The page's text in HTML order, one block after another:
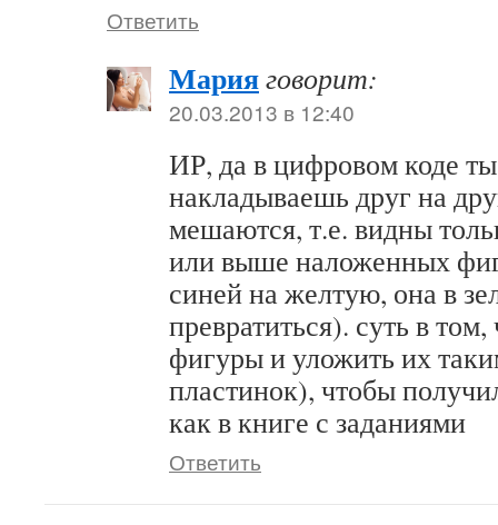
Ответить
Марияговорит:
20.03.2013 в 12:40
ИР, да в цифровом коде
накладываешь друг на
мешаются, т.е. видны
или выше наложенных
синей на желтую, она в
превратиться). суть в
фигуры и уложить их
пластинок), чтобы
как в книге с заданиями
Ответить